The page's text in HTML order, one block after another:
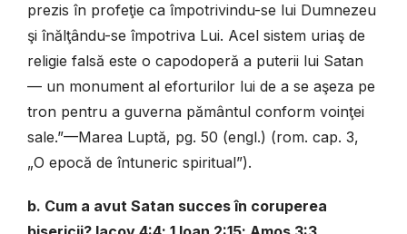
prezis în profeţie ca împotrivindu-se lui Dumnezeu
şi înălţându-se împotriva Lui. Acel sistem uriaş de
religie falsă este o capodoperă a puterii lui Satan
— un monument al eforturilor lui de a se aşeza pe
tron pentru a guverna pământul conform voinţei
sale.”—Marea Luptă, pg. 50 (engl.) (rom. cap. 3,
„O epocă de întuneric spiritual”).
b. Cum a avut Satan succes în coruperea